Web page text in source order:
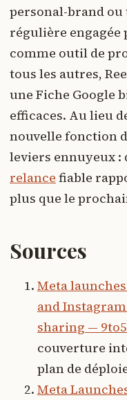
personal-brand
régulière
comme outil de
tous les autres,
une Fiche Google
efficaces. Au lieu
nouvelle fonction
leviers ennuyeux :
relance fiable
plus que le
Sources
Meta
and
sharing —
couverture
plan de
Meta